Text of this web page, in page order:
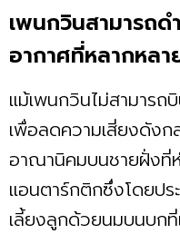
เพนกวินสามารถ
อากาศที่หลากหลา
แม้เพนกวินไม่สามารถ
เพื่อลดความเสี่ยงดัง
อาณานิคมบนชายฝั่งที่ห่
แอนตาร์กติกซึ่งโดยป
เลี้ยงลูกด้วยนมบนบกที่